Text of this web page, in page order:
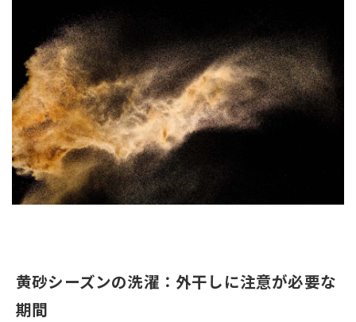
黄砂シーズンの洗濯：外干しに注意が必要な
期間